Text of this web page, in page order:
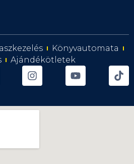
Könyvautomata
Ajándékötletek